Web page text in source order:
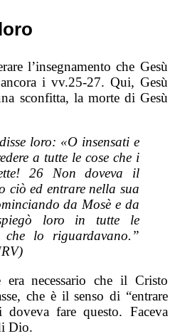
l’insegnamento che Gesù
i vv.25-27. Qui, Gesù
sconfitta, la morte di Gesù
loro: «O insensati e
a tutte le cose che i
26 Non doveva il
ciò ed entrare nella sua
da Mosè e da
loro in tutte le
che lo riguardavano.”
necessario che il Cristo
che è il senso di “entrare
fare questo. Faceva
Dio.